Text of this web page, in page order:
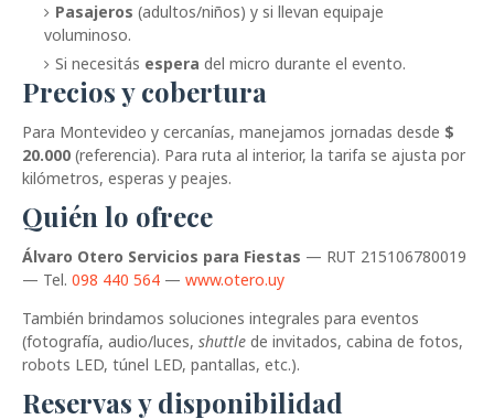
Pasajeros (adultos/niños) y si llevan equipaje
voluminoso.
Si necesitás espera del micro durante el evento.
Precios y cobertura
Para Montevideo y cercanías, manejamos jornadas desde $
20.000 (referencia). Para ruta al interior, la tarifa se ajusta por
kilómetros, esperas y peajes.
Quién lo ofrece
Álvaro Otero Servicios para Fiestas — RUT 215106780019
— Tel. 098 440 564 — www.otero.uy
También brindamos soluciones integrales para eventos
(fotografía, audio/luces, shuttle de invitados, cabina de fotos,
robots LED, túnel LED, pantallas, etc.).
Reservas y disponibilidad